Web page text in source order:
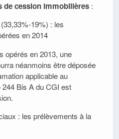
de cession immobilières :
19%) : les
en 2014
opérés en 2013, une
néanmoins être déposée
applicable au
244 Bis A du CGI est
: les prélèvements à la